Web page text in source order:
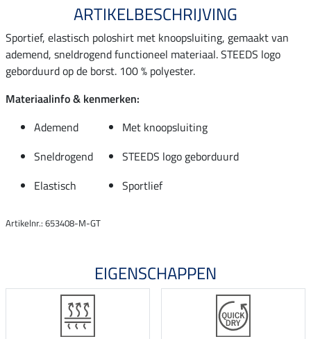
ARTIKELBESCHRIJVING
Sportief, elastisch poloshirt met knoopsluiting, gemaakt van
ademend, sneldrogend functioneel materiaal. STEEDS logo
geborduurd op de borst. 100 % polyester.
Materiaalinfo & kenmerken:
Ademend
Met knoopsluiting
Sneldrogend
STEEDS logo geborduurd
Elastisch
Sportlief
Artikelnr.: 653408-M-GT
EIGENSCHAPPEN